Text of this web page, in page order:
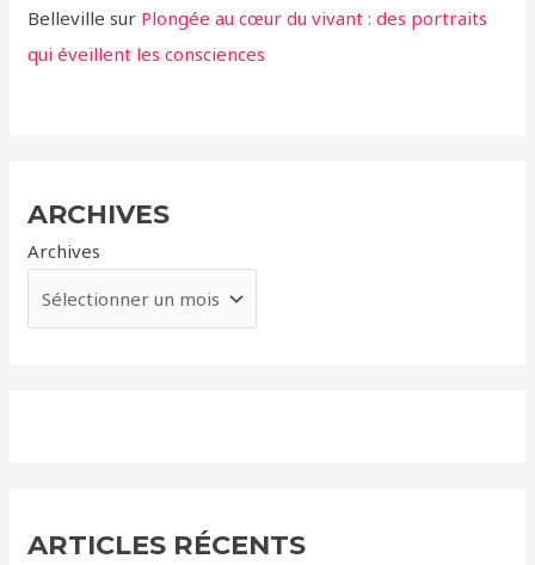
Belleville sur Plongée au cœur du vivant : des portraits
qui éveillent les consciences
ARCHIVES
Archives
ARTICLES RÉCENTS